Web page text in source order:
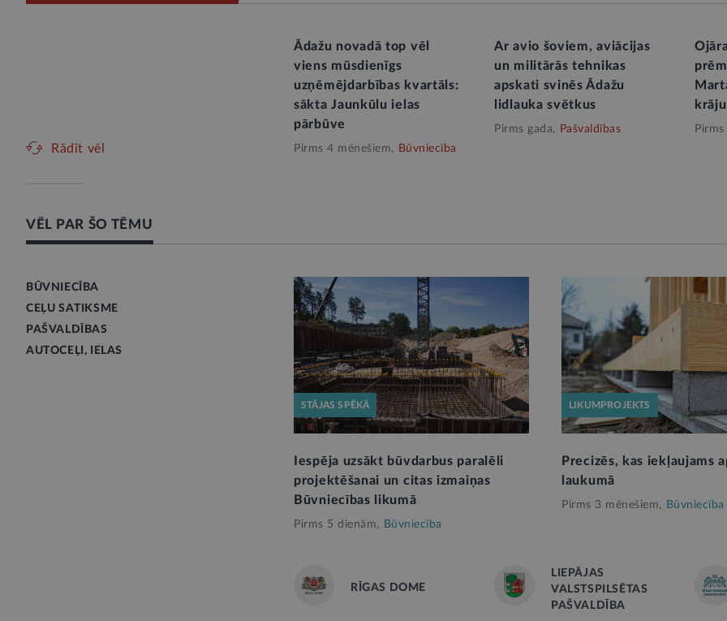
Ādažu novadā top vēl
viens mūsdienīgs
uzņēmējdarbības kvartāls:
sākta Jaunkūlu ielas
pārbūve
Pirms 4 mēnešiem, Būvniecība
Ar avio šoviem, aviācijas
un militārās tehnikas
apskati svinēs Ādažu
lidlauka svētkus
Pirms gada, Pašvaldības Pirms
Rādīt vēl
VĒL PAR ŠO TĒMU
BŪVNIECĪBA
CEĻU SATIKSME
PAŠVALDĪBAS
AUTOCEĻI, IELAS
STĀJAS SPĒKĀ
Iespēja uzsākt būvdarbus paralēli
projektēšanai un citas izmaiņas
Būvniecības likumā
Pirms 5 dienām, Būvniecība
LIKUMPROJEKTS
Precizēs, kas iekļaujams
laukumā
Pirms 3 mēnešiem, Būvniecība
RĪGAS DOME
LIEPĀJAS
VALSTSPILSĒTAS
PAŠVALDĪBA